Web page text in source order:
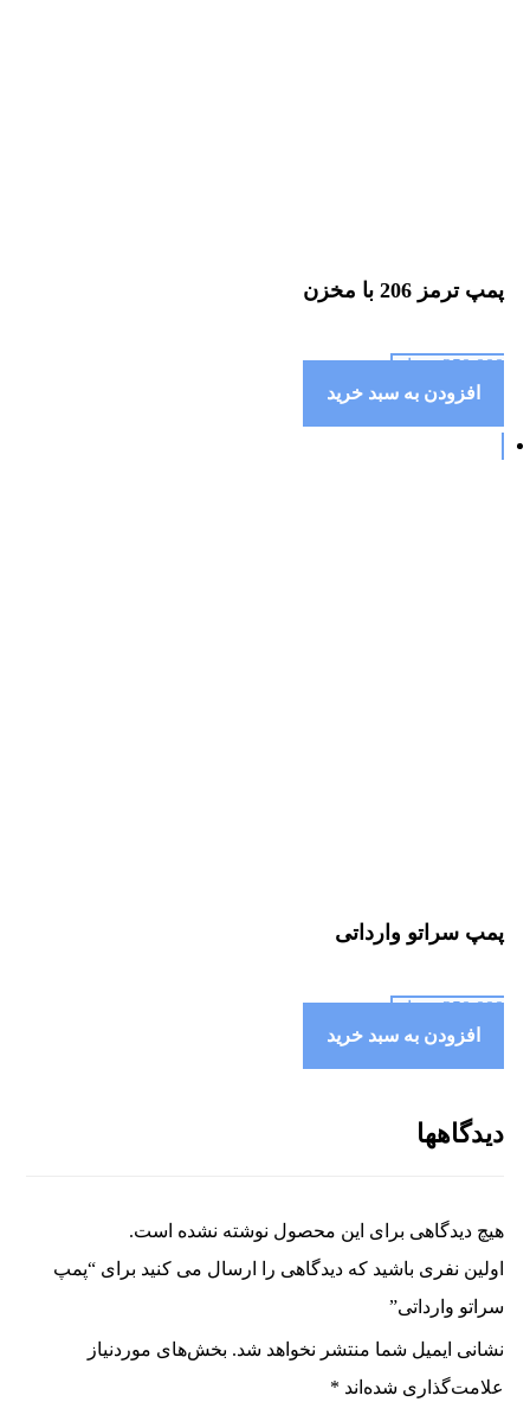
پمپ ترمز 206 با مخزن
250,000 تومان
افزودن به سبد خرید
پمپ سراتو وارداتی
250,000 تومان
افزودن به سبد خرید
دیدگاهها
هیچ دیدگاهی برای این محصول نوشته نشده است.
اولین نفری باشید که دیدگاهی را ارسال می کنید برای “پمپ
سراتو وارداتی”
نشانی ایمیل شما منتشر نخواهد شد. بخش‌های موردنیاز
علامت‌گذاری شده‌اند *